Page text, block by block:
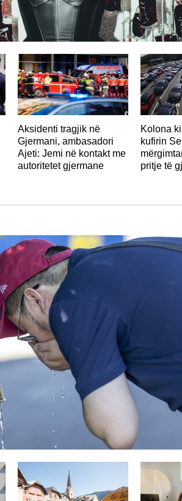
GJERMANI
Aksidenti tragjik në
Gjermani, ambasadori
Ajeti: Jemi në kontakt me
autoritetet gjermane
Kolona
kufirin
pritje të